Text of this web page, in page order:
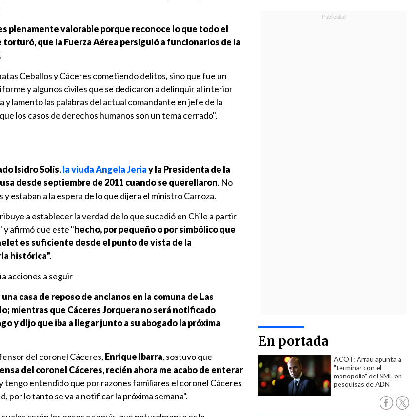
En portada
ACOT: Arrau apunta a
"terminar con el
monopolio" del SML en
pesquisas de ADN
plenamente valorable porque reconoce lo que todo el
torturó, que la Fuerza Aérea persiguió a funcionarios de la
Ceballos y Cáceres cometiendo delitos, sino que fue un
y algunos civiles que se dedicaron a delinquir al interior
y lamento las palabras del actual comandante en jefe de la
los casos de derechos humanos son un tema cerrado",
Isidro Solís,la viuda Angela Jeriay la Presidenta de la
desde septiembre de 2011 cuando se querellaron. No
estaban a la espera de lo que dijera el ministro Carroza.
a establecer la verdad de lo que sucedió en Chile a partir
y afirmó que este "hecho, por pequeño o por simbólico que
es suficiente desde el punto de vista de la
histórica".
acciones a seguir
casa de reposo de ancianos en la comuna de Las
mientras que Cáceres Jorquera no será notificado
y dijo que iba a llegar junto a su abogado la próxima
del coronel Cáceres, Enrique Ibarra, sostuvo que
del coronel Cáceres, recién ahora me acabo de enterar
tengo entendido que por razones familiares el coronel Cáceres
por lo tanto se va a notificar la próxima semana".